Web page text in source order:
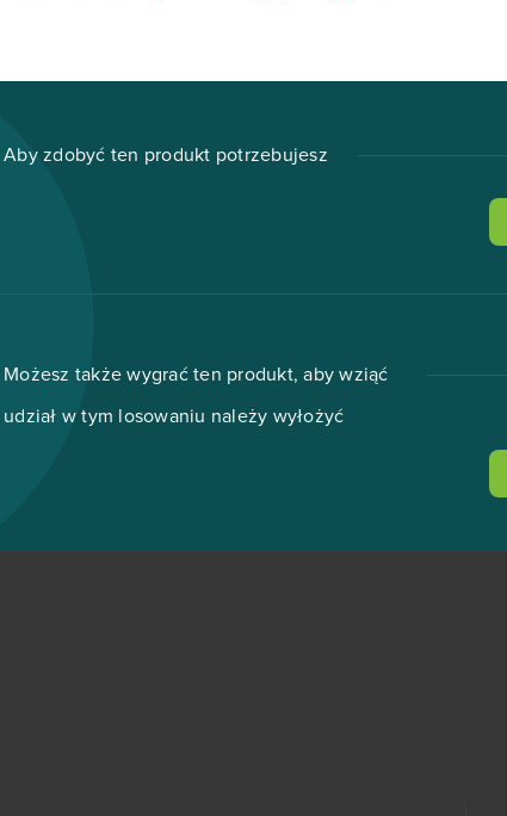
Aby zdobyć ten produkt potrzebujesz
Możesz także wygrać ten produkt, aby wziąć
udział w tym losowaniu należy wyłożyć